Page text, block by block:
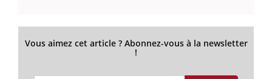
Vous aimez cet article ? Abonnez-vous à la newsletter
!